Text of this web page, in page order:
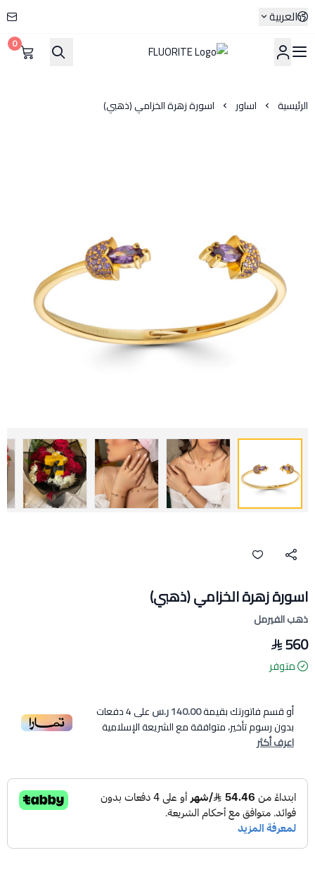
العربية
FLUORITE
0
الرئيسية اساور اسورة زهرة الخزامي (ذهبي)
اسورة زهرة الخزامي (ذهبي)
ذهب الفيرمل
560
متوفر
أو قسم فاتورتك بقيمة140.00 ر.س على4دفعات
بدون رسوم تأخير، متوافقة مع الشريعة الإسلامية
اعرف أكثر